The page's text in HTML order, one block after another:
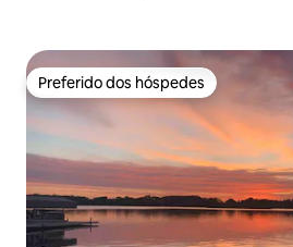
Preferido dos hóspedes
Preferido dos hóspedes